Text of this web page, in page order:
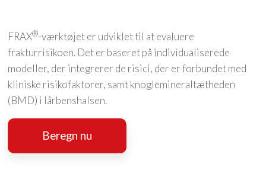
FRAX®-værktøjet er udviklet til at evaluere
frakturrisikoen. Det er baseret på individualiserede
modeller, der integrerer de risici, der er forbundet med
kliniske risikofaktorer, samt knoglemineraltætheden
(BMD) i lårbenshalsen.
Beregn nu